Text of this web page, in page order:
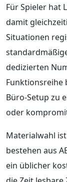
Für Spieler hat
damit
Situationen
dedizierten
Funktionsreihe
Büro-Setup zu
oder
Materialwahl
bestehen aus
ein üblicher